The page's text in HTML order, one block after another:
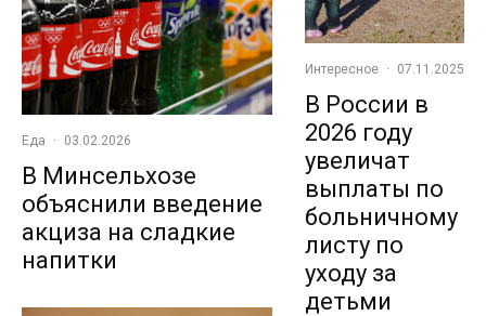
Еда · 03.02.2026
В Минсельхозе
объяснили введение
акциза на сладкие
напитки
Интересное · 07.11.2025
В России в
2026 году
увеличат
выплаты по
больничному
листу по
уходу за
детьми